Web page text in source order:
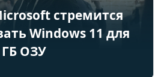
стремится
Windows 11 для
ГБ ОЗУ